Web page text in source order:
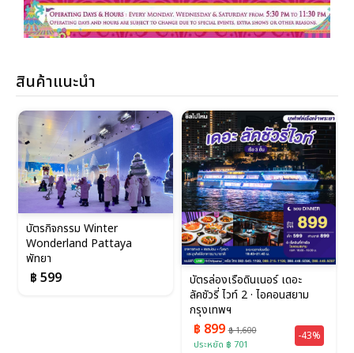
สินค้าแนะนำ
บัตรกิจกรรม Winter
Wonderland Pattaya
พัทยา
฿ 599
บัตรล่องเรือดินเนอร์ เดอะ
ลัคชัวรี่ ไวท์ 2 · ไอคอนสยาม
กรุงเทพฯ
฿ 899฿ 1,600
ประหยัด ฿ 701
-43%